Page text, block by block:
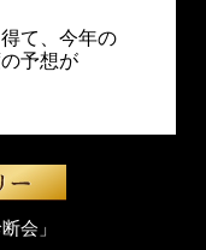
て、今年の
予想が
会」